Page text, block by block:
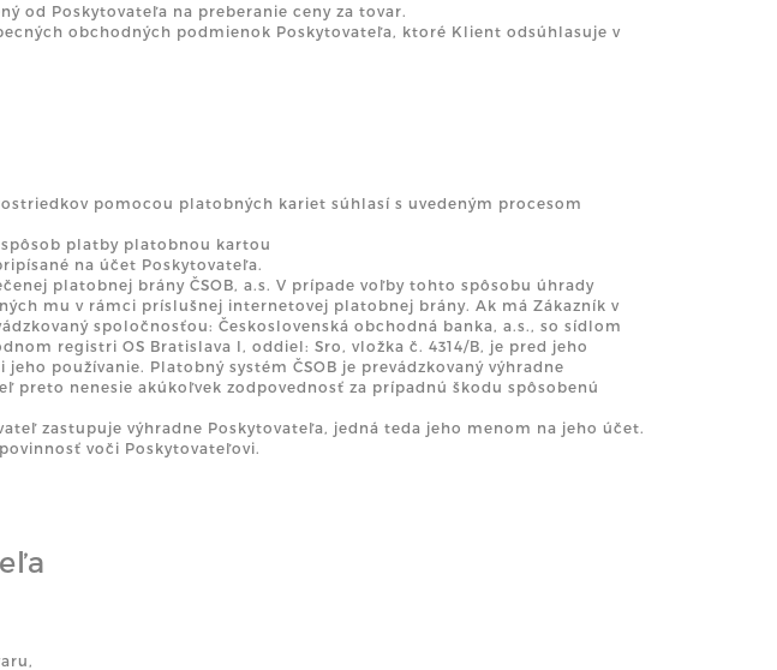
od Poskytovateľa na preberanie ceny za tovar.
obchodných podmienok Poskytovateľa, ktoré Klient odsúhlasuje v
pomocou platobných kariet súhlasí s uvedeným procesom
platby platobnou kartou
na účet Poskytovateľa.
platobnej brány ČSOB, a.s. V prípade voľby tohto spôsobu úhrady
mu v rámci príslušnej internetovej platobnej brány. Ak má Zákazník v
spoločnosťou: Československá obchodná banka, a.s., so sídlom
registri OS Bratislava I, oddiel: Sro, vložka č. 4314/B, je pred jeho
používanie. Platobný systém ČSOB je prevádzkovaný výhradne
preto nenesie akúkoľvek zodpovednosť za prípadnú škodu spôsobenú
zastupuje výhradne Poskytovateľa, jedná teda jeho menom na jeho účet.
voči Poskytovateľovi.